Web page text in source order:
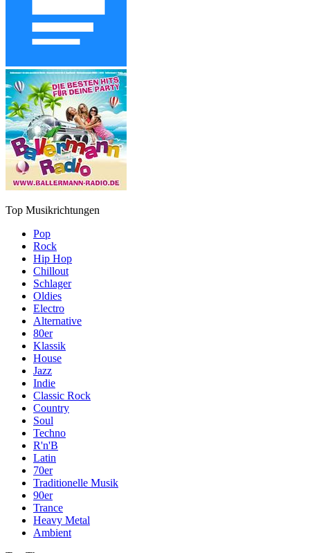
Top Musikrichtungen
Pop
Rock
Hip Hop
Chillout
Schlager
Oldies
Electro
Alternative
80er
Klassik
House
Jazz
Indie
Classic Rock
Country
Soul
Techno
R'n'B
Latin
70er
Traditionelle Musik
90er
Trance
Heavy Metal
Ambient